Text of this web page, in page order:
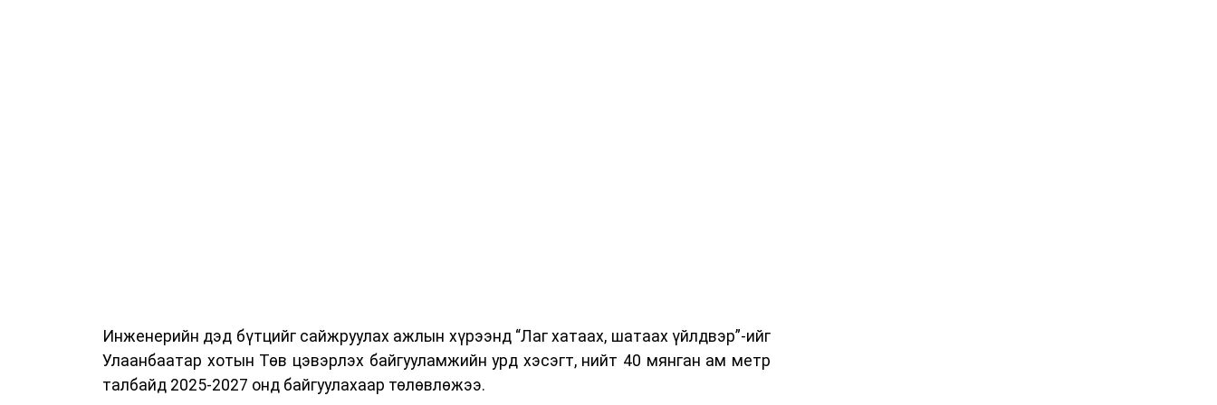
Уг сургалт нь COP17-ын үеэр зочид, төлөөлөгчдийн тээврийн үйлчилгээг аюулгүй,
шуурхай, зохион байгуулалттай явуулах, үйлчилгээний нэгдсэн стандарт, сахилга
хариуцлагыг хэвшүүлэх бэлтгэл ажлын нэг хэсэг гэж
Инженерийн дэд бүтцийг сайжруулах ажлын хүрээнд “Лаг хатаах, шатаах үйлдвэр”-ийг
Улаанбаатар хотын Төв цэвэрлэх байгууламжийн урд хэсэгт, нийт 40 мянган ам метр
талбайд 2025-2027 онд байгуулахаар төлөвлөжээ.